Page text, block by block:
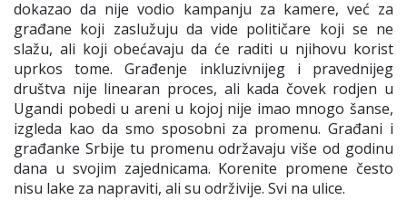
dokazao da nije vodio kampanju za kamere, već za
građane koji zaslužuju da vide političare koji se ne
slažu, ali koji obećavaju da će raditi u njihovu korist
uprkos tome. Građenje inkluzivnijeg i pravednijeg
društva nije linearan proces, ali kada čovek rodjen u
Ugandi pobedi u areni u kojoj nije imao mnogo šanse,
izgleda kao da smo sposobni za promenu. Građani i
građanke Srbije tu promenu održavaju više od godinu
dana u svojim zajednicama. Korenite promene često
nisu lake za napraviti, ali su održivije. Svi na ulice.